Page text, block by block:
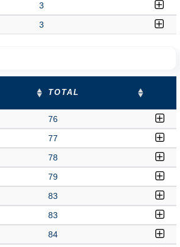
3
3
TOTAL
76
77
78
79
83
83
84